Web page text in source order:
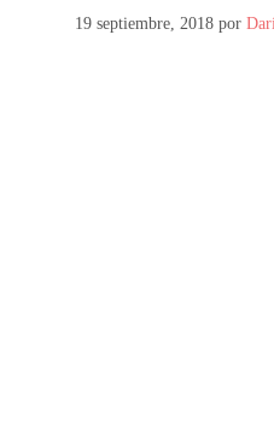
19 septiembre, 2018 por